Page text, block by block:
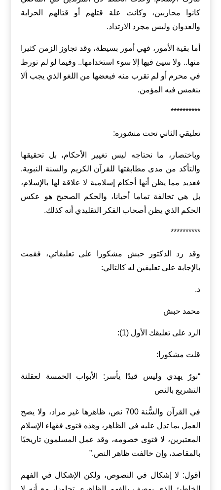
كانوا محاربين، وكانت علة قتلهم أو قتالهم الحرابة
والعدوان وليس مجرد الارتداد.
أما بقية الأمور، فهي أمور بسيطة، وقد تجاوز الزمن كثيرا
منها.. ولا سيئ فيها إلا سوء استخدامها.. وفيما لو لم تورط
في محرم أو لم تقرب منه فبعضها من اللغو الذي يجب ألا
ينغمس فيه المؤمن.
**********
تعليقي الثاني تحت منشوره:
وباختصار، ما نحتاجه ليس تغيير الأحكام، بل تحقيقها
والتأكد من مدى مطابقتها للقرآن الكريم والسنة النبوية.
فعديد مما يظن أنها أحكام إسلامية لا علاقة لها بالإسلام،
بل هي تخالفة تماما أحيانا، والحكم الصحيح هو عكس
الحكم الذي يظن أصحاب الفكر التقليدي أنه كذلك.
**********
وقد رد الدكتور حبش مشكورا على تعليقاتي، فقمت
بالإجابة على تعليقين له كالتالي:
د.
محمد حبش
الرد على تعليقك الأول (1):
قلت مشكورا:
“نورٌ يهدي وليس قيدًا يأسر: الأبواب الخمسة لعقلنة
التشريع بالنص
في القرآن والسُّنة 700 نص، ظاهرها غير مراد، ولا يصح
العمل بما تدل عليه في الظاهر، وهذه فتوى فقهاء الإسلام
المعتبرين، لا فتوى خصومه، وقد عمل المسلمون تاريخيًا
بالمقاصد، وإن خالفت ظاهر النص.”
أقول: لا إشكال في النصوص، ولكن الإشكال في الفهم